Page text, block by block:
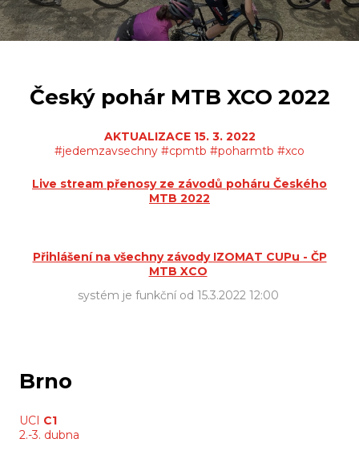
Český pohár MTB XCO 2022
AKTUALIZACE 15. 3. 2022
#jedemzavsechny #cpmtb #poharmtb #xco
Live stream přenosy ze závodů poháru Českého
MTB 2022
Přihlášení na všechny závody IZOMAT CUPu - ČP
MTB XCO
systém je funkční od 15.3.2022 12:00
Brno
UCI C1
2.-3. dubna